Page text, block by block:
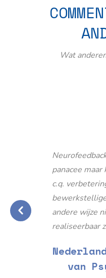
Wat
panacee maar
c.q.
andere wijze
realiseerbaar
van